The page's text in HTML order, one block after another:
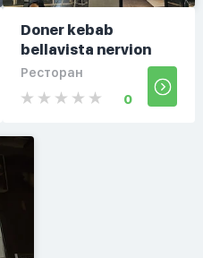
Doner kebab
bellavista nervion
Ресторан
0